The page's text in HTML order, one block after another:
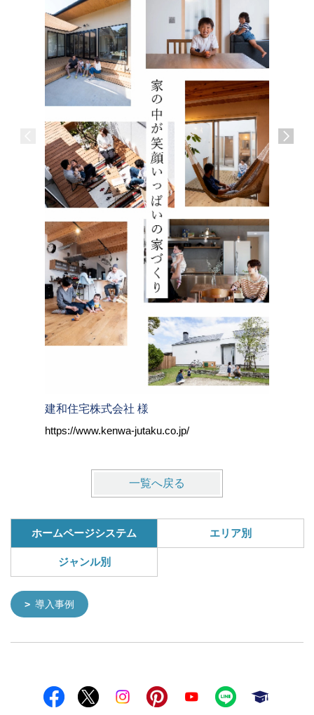
建和住宅株式会社 様
https://www.kenwa-jutaku.co.jp/
一覧へ戻る
ホームページシステム エリア別
ジャンル別
導入事例